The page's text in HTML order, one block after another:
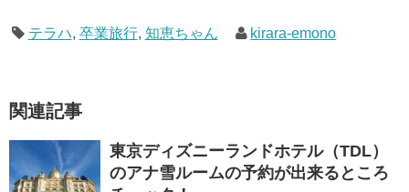
テラハ, 卒業旅行, 知恵ちゃん kirara-emono
関連記事
東京ディズニーランドホテル（TDL）
のアナ雪ルームの予約が出来るところ